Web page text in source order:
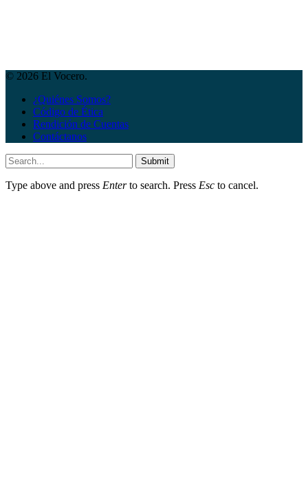
© 2026 El Vocero.
¿Quiénes Somos?
Código de Ética
Rendición de Cuentas
Contáctanos
Submit
Type above and press Enterto search. Press Esc to cancel.